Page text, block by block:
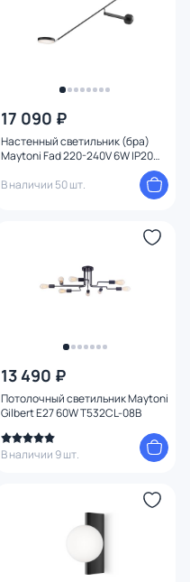
17 090 ₽
Настенный светильник (бра)
Maytoni Fad 220-240V 6W IP20
В наличии 50 шт.
13 490 ₽
Потолочный светильник Maytoni
Gilbert E27 60W T532CL-08B
В наличии 9 шт.